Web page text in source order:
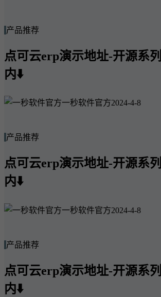
产品推荐
点可云erp演示地址-开源系
内⬇️
一秒软件官方2024-4-8
产品推荐
点可云erp演示地址-开源系
内⬇️
一秒软件官方2024-4-8
产品推荐
点可云erp演示地址-开源系
内⬇️